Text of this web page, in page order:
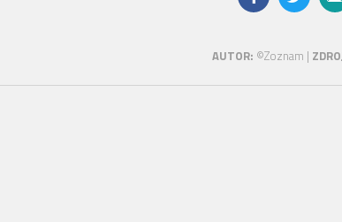
AUTOR: ©Zoznam |